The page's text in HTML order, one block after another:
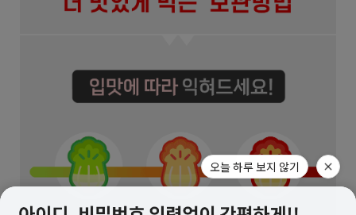
오늘 하루 보지 않기